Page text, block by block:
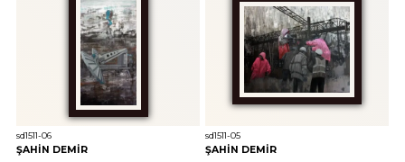
sd1511-06
ŞAHİN DEMİR
sd1511-05
ŞAHİN DEMİR